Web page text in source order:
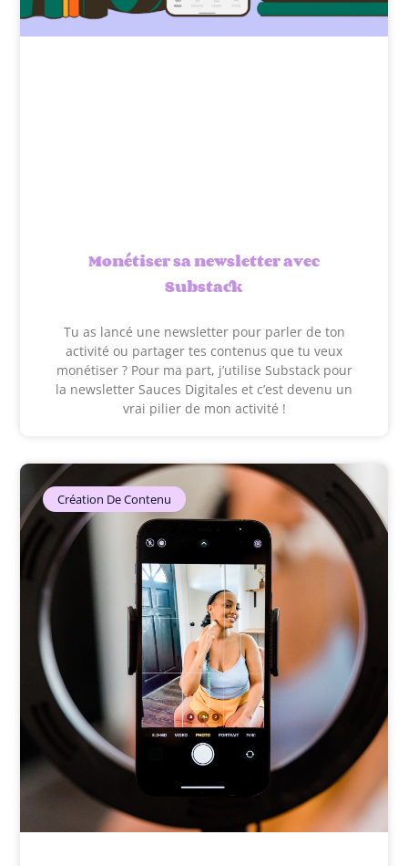
Monétiser sa newsletter avec
Substack
Tu as lancé une newsletter pour parler de ton
activité ou partager tes contenus que tu veux
monétiser ? Pour ma part, j’utilise Substack pour
la newsletter Sauces Digitales et c’est devenu un
vrai pilier de mon activité !
Création De Contenu